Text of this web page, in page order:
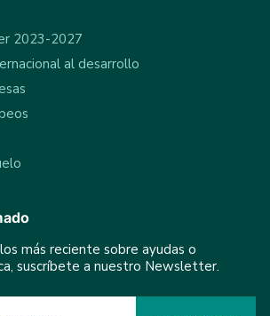
2023-2027
al desarrollo
más reciente sobre ayudas o
suscríbete a nuestro Newsletter.